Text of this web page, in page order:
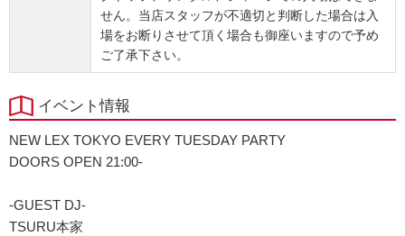
せん。当店スタッフが不適切と判断した場合は入
場をお断りさせて頂く場合も御座いますので予め
ご了承下さい。
イベント情報
NEW LEX TOKYO EVERY TUESDAY PARTY
DOORS OPEN 21:00-
-GUEST DJ-
TSURU本家